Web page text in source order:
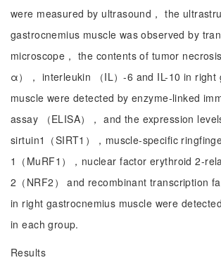
were measured by ultrasound， the
gastrocnemius muscle was observed by
microscope， the contents of tumor
α）， interleukin （IL）-6 and IL-10 in right
muscle were detected by enzyme-linked
assay （ELISA）， and the expression
sirtuin1（SIRT1），muscle-specific
1（MuRF1），nuclear factor erythroid 2-
2（NRF2） and recombinant transcription
in right gastrocnemius muscle were
in each group.
Results